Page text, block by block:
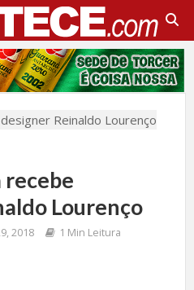
recebe
Lourenço
2018 1 Min Leitura